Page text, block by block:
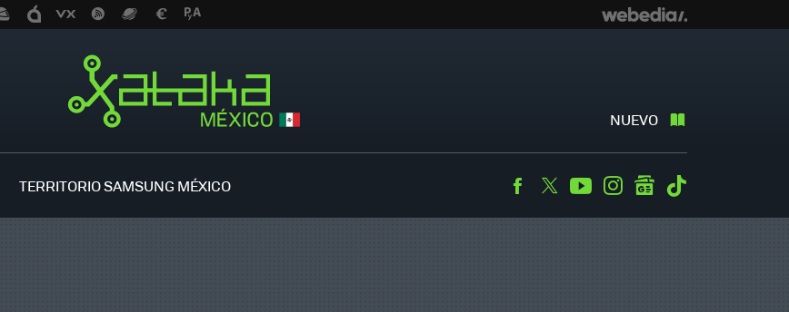
NUEVO
TERRITORIO SAMSUNG MÉXICO Facebook
TwitterYoutubeInstagramgooglenews